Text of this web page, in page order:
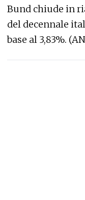
Bund chiude in
del decennale
base al 3,83%.